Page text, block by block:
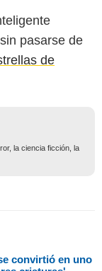
pasarse de
de
la ciencia ficción, la
convirtió en uno